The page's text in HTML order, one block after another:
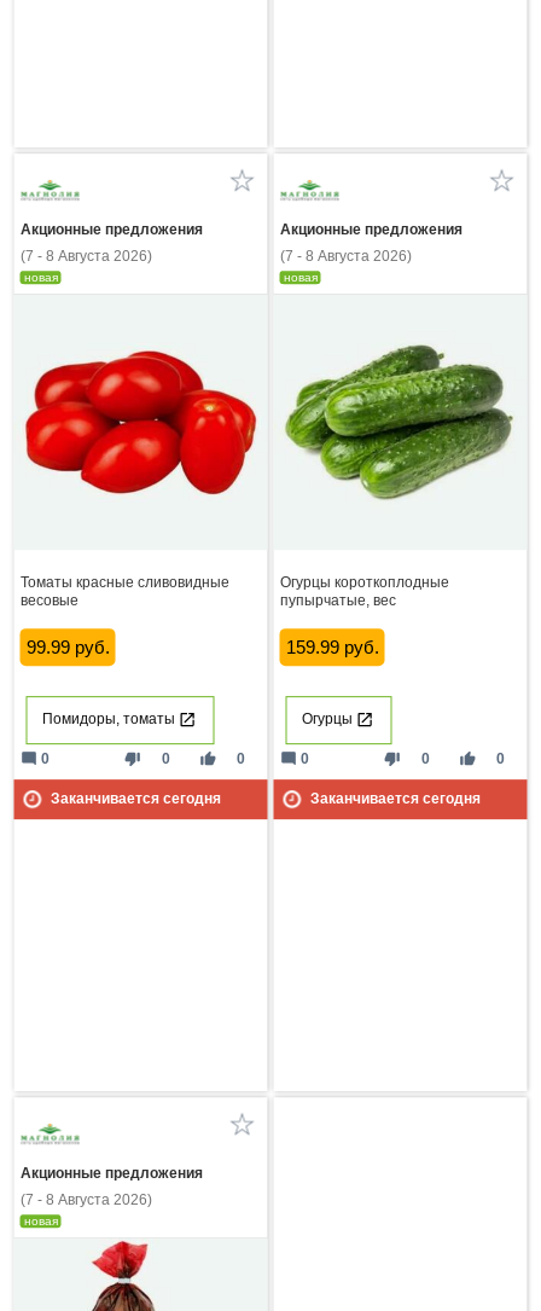
Акционные предложения
(7 - 8 Августа 2026)
новая
Томаты красные сливовидные
весовые
99.99 руб.
Помидоры, томаты
thumb_down 0 thumb_up 0
mode_comment 0
Заканчивается сегодня
Акционные предложения
(7 - 8 Августа 2026)
новая
Огурцы короткоплодные
пупырчатые, вес
159.99 руб.
Огурцы
thumb_down 0 thumb_up 0
mode_comment 0
Заканчивается сегодня
Акционные предложения
(7 - 8 Августа 2026)
новая